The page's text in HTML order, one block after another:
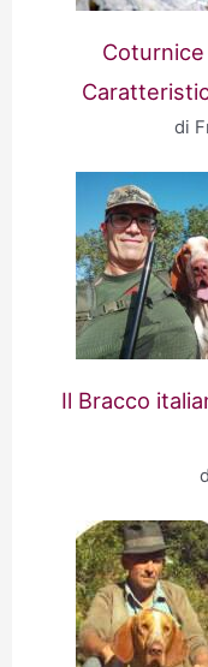
Coturnice
di
Il Bracco